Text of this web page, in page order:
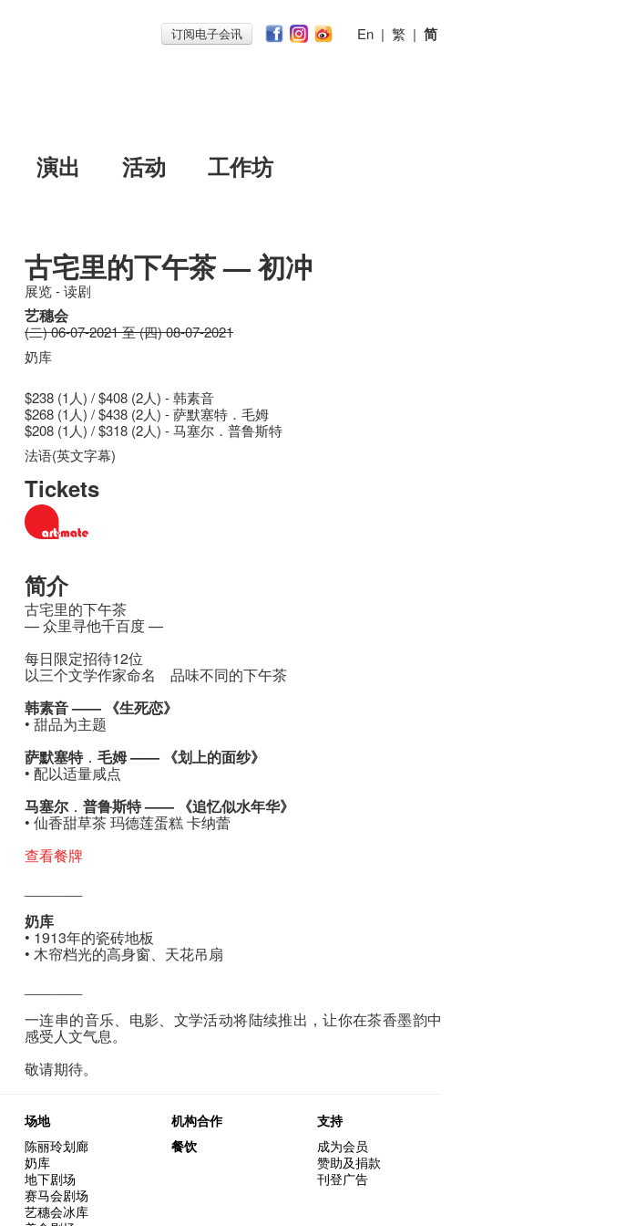
订阅电子会讯 En | 繁 | 简
演出 活动
工作坊
古宅里的下午茶 — 初冲
展览 - 读剧
艺穗会
(二) 06-07-2021 至 (四) 08-07-2021
奶库
$238 (1人) / $408 (2人) - 韩素音
$268 (1人) / $438 (2人) - 萨默塞特．毛姆
$208 (1人) / $318 (2人) - 马塞尔．普鲁斯特
法语(英文字幕)
Tickets
简介
古宅里的下午茶
— 众里寻他千百度 —
每日限定招待12位
以三个文学作家命名 品味不同的下午茶
韩素音 —— 《生死恋》
• 甜品为主题
萨默塞特．毛姆 —— 《划上的面纱》
• 配以适量咸点
马塞尔 ．普鲁斯特 —— 《追忆似水年华》
• 仙香甜草茶 玛德莲蛋糕 卡纳蕾
查看餐牌
奶库
• 1913年的瓷砖地板
• 木帘档光的高身窗、天花吊扇
一连串的音乐、电影、文学活动将陆续推出，让你在茶香墨韵中
感受人文气息。
敬请期待。
场地
陈丽玲划廊
奶库
地下剧场
赛马会剧场
艺穗会冰库
机构合作
餐饮
支持
成为会员
赞助及捐款
刊登广告